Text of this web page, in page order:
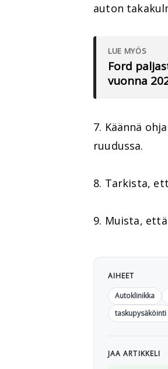
auton
LUE MYÖS
Ford
vuonna
7. Käännä
ruudussa.
8. Tarkista,
9. Muista,
AIHEET
Autoklinikka
taskupysäköinti
JAA ARTIKKELI